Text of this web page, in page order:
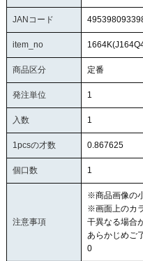
JANコード
item_no
商品区分 定番
発注単位 1
入数 1
1pcsの才数 0.867625
個口数 1
注意事項
※商品画像の
※画面上のカ
干異なる場合
あらかじめご
0